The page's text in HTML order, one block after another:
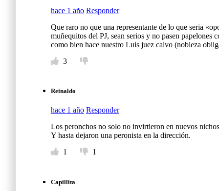
hace 1 año Responder
Que raro no que una representante de lo que seria
muñequitos del PJ, sean serios y no pasen papelones
como bien hace nuestro Luis juez calvo (nobleza
3
Reinaldo
hace 1 año Responder
Los peronchos no solo no invirtieron en nuevos
Y hasta dejaron una peronista en la dirección.
1
1
Capillita